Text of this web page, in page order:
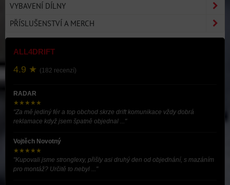
VYBAVENÍ DÍLNY
PŘÍSLUŠENSTVÍ A MERCH
ALL4DRIFT
4.9 ★ (182 recenzí)
RADAR
★★★★★
"Za mě jediný fér a top obchod skrze drift komunikace vždy dobrá
reklamace když jsem špatně objednal ..."
Vojtěch Novotný
★★★★★
"Kupovali jsme stronglexy, přišly asi druhý den od objednání, s mazáním
pro montáž? Určitě to nebyl ..."